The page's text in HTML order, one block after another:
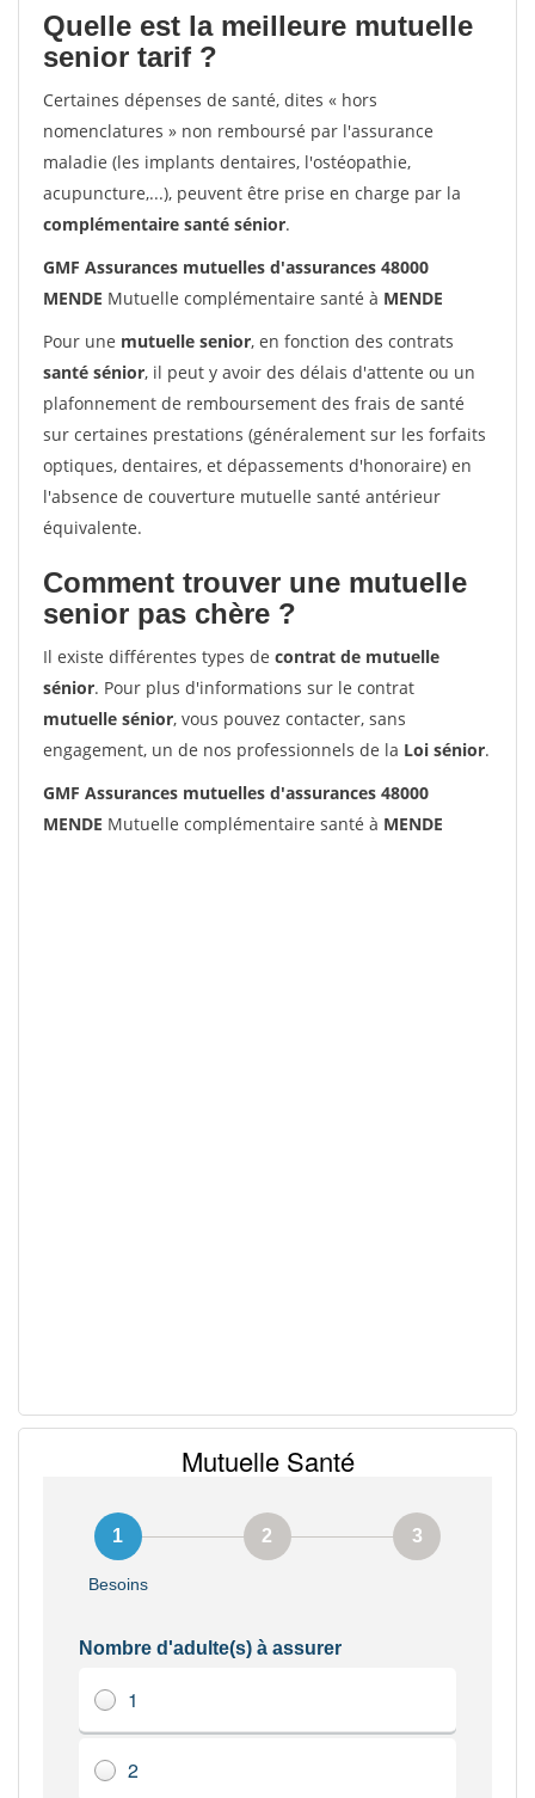
Quelle est la meilleure mutuelle
senior tarif ?
Certaines dépenses de santé, dites « hors
nomenclatures » non remboursé par l'assurance
maladie (les implants dentaires, l'ostéopathie,
acupuncture,...), peuvent être prise en charge par la
complémentaire santé sénior.
GMF Assurances mutuelles d'assurances 48000
MENDE Mutuelle complémentaire santé à MENDE
Pour une mutuelle senior, en fonction des contrats
santé sénior, il peut y avoir des délais d'attente ou un
plafonnement de remboursement des frais de santé
sur certaines prestations (généralement sur les forfaits
optiques, dentaires, et dépassements d'honoraire) en
l'absence de couverture mutuelle santé antérieur
équivalente.
Comment trouver une mutuelle
senior pas chère ?
Il existe différentes types de contrat de mutuelle
sénior. Pour plus d'informations sur le contrat
mutuelle sénior, vous pouvez contacter, sans
engagement, un de nos professionnels de la Loi sénior.
GMF Assurances mutuelles d'assurances 48000
MENDE Mutuelle complémentaire santé à MENDE